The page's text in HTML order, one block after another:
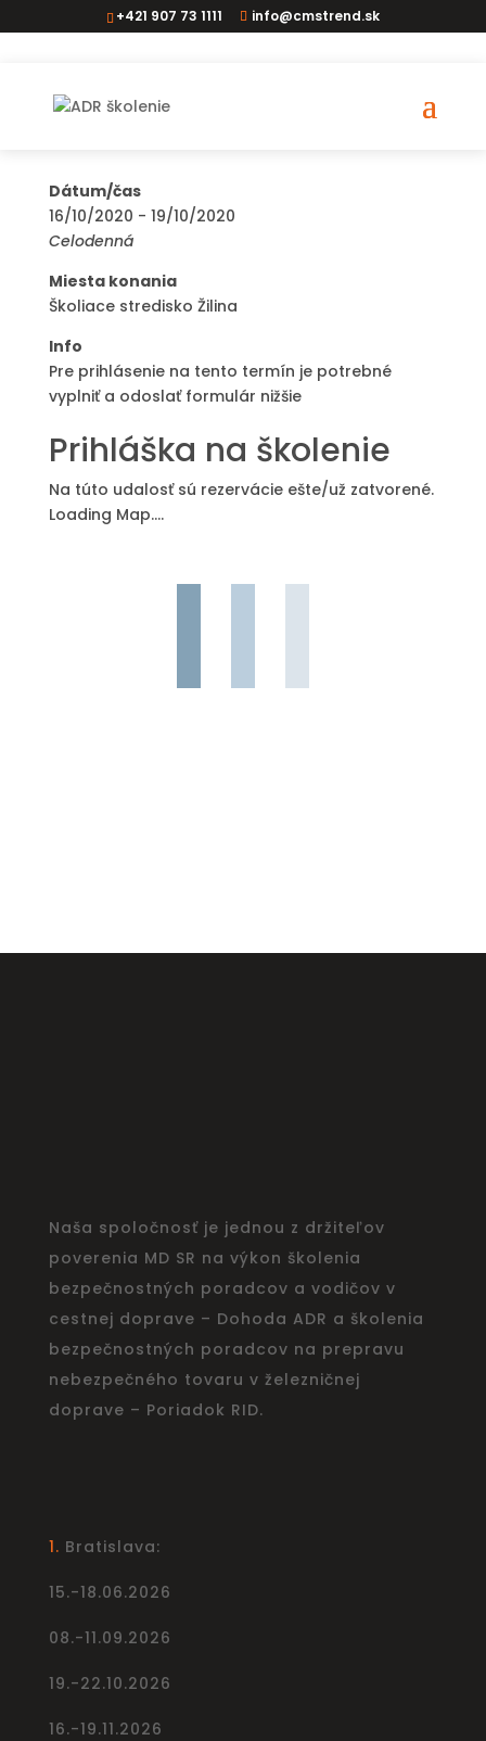
+421 907 73 1111 info@cmstrend.sk
ADR vodiči ZA
Dátum/čas
16/10/2020 - 19/10/2020
Celodenná
Miesta konania
Školiace stredisko Žilina
Info
Pre prihlásenie na tento termín je potrebné
vyplniť a odoslať formulár nižšie
Prihláška na školenie
Na túto udalosť sú rezervácie ešte/už zatvorené.
Loading Map....
Naša spoločnosť je jednou z držiteľov
poverenia MD SR na výkon školenia
bezpečnostných poradcov a vodičov v
cestnej doprave – Dohoda ADR a školenia
bezpečnostných poradcov na prepravu
nebezpečného tovaru v železničnej
doprave – Poriadok RID.
1. Bratislava:
15.-18.06.2026
08.-11.09.2026
19.-22.10.2026
16.-19.11.2026